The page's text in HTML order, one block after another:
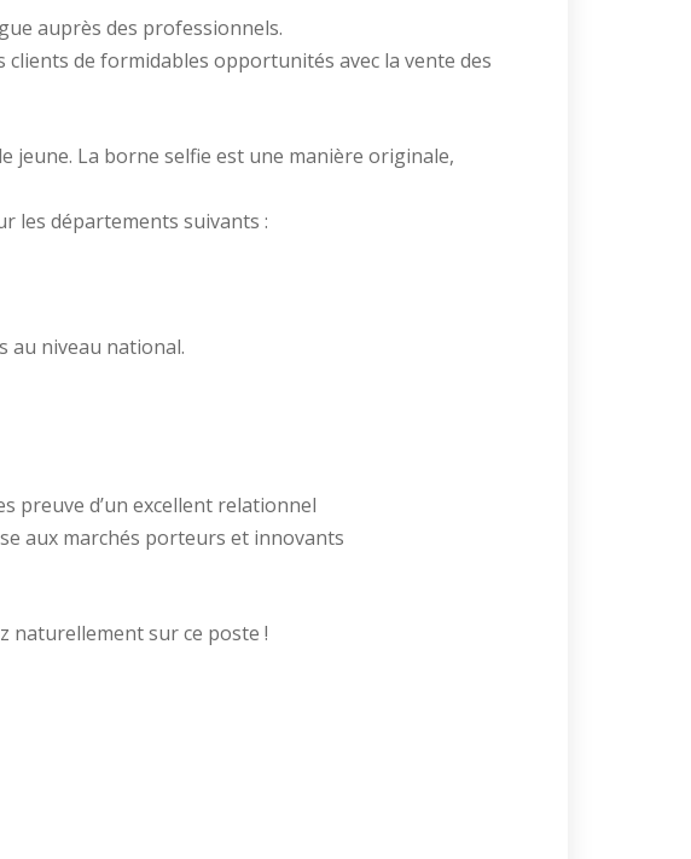
auprès des professionnels.
de formidables opportunités avec la vente des
jeune. La borne selfie est une manière originale,
les départements suivants :
au niveau national.
preuve d’un excellent relationnel
aux marchés porteurs et innovants
naturellement sur ce poste !